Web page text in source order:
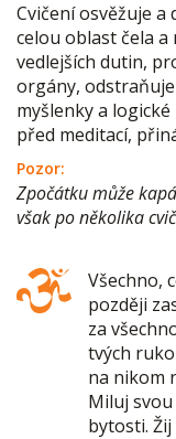
Cvičení osvěžuje
celou oblast čela
vedlejších dutin,
orgány,
myšlenky a
před meditací,
Pozor:
Zpočátku může
však po několika
Všechno,
později
za
tvých
na nikom
Miluj
bytosti.